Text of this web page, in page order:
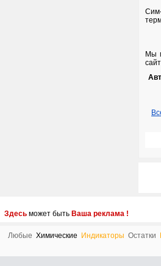
Мы
Здесь может быть Ваша реклама !
Любые Химические Индикаторы Остатки